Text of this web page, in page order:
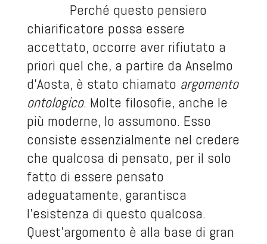
Perché questo pensiero
chiarificatore possa essere
accettato, occorre aver rifiutato a
priori quel che, a partire da Anselmo
d’Aosta, è stato chiamato argomento
ontologico. Molte filosofie, anche le
più moderne, lo assumono. Esso
consiste essenzialmente nel credere
che qualcosa di pensato, per il solo
fatto di essere pensato
adeguatamente, garantisca
l’esistenza di questo qualcosa.
Quest’argomento è alla base di gran